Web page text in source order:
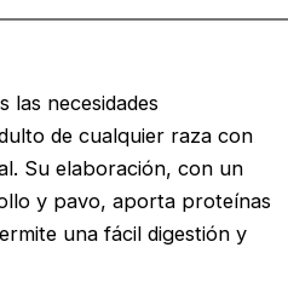
las necesidades
de cualquier raza con
Su elaboración, con un
y pavo, aporta proteínas
una fácil digestión y